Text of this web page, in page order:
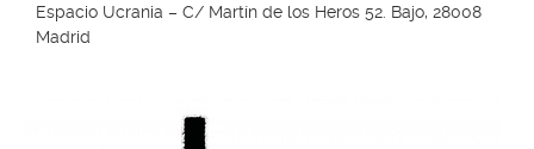
Espacio Ucrania – C/ Martín de los Heros 52. Bajo, 28008
Madrid